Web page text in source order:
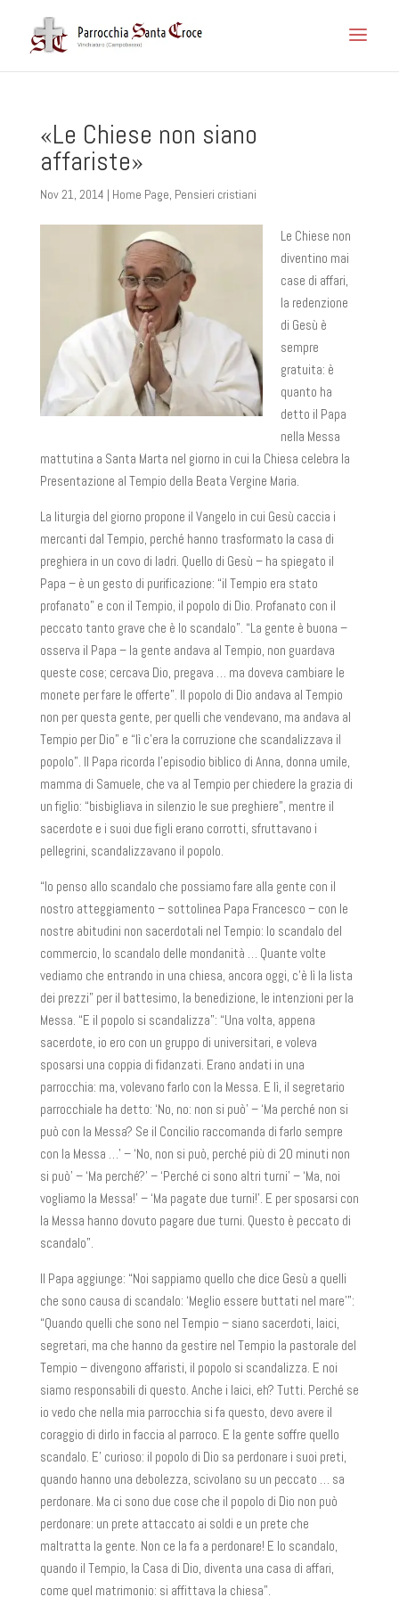
«Le Chiese non siano
affariste»
Nov 21, 2014 | Home Page, Pensieri cristiani
Le Chiese non
diventino mai
case di affari,
la redenzione
di Gesù è
sempre
gratuita: è
quanto ha
detto il Papa
nella Messa
mattutina a Santa Marta nel giorno in cui la Chiesa celebra la
Presentazione al Tempio della Beata Vergine Maria.
La liturgia del giorno propone il Vangelo in cui Gesù caccia i
mercanti dal Tempio, perché hanno trasformato la casa di
preghiera in un covo di ladri. Quello di Gesù – ha spiegato il
Papa – è un gesto di purificazione: “il Tempio era stato
profanato” e con il Tempio, il popolo di Dio. Profanato con il
peccato tanto grave che è lo scandalo”. “La gente è buona –
osserva il Papa – la gente andava al Tempio, non guardava
queste cose; cercava Dio, pregava … ma doveva cambiare le
monete per fare le offerte”. Il popolo di Dio andava al Tempio
non per questa gente, per quelli che vendevano, ma andava al
Tempio per Dio” e “lì c’era la corruzione che scandalizzava il
popolo”. Il Papa ricorda l’episodio biblico di Anna, donna umile,
mamma di Samuele, che va al Tempio per chiedere la grazia di
un figlio: “bisbigliava in silenzio le sue preghiere”, mentre il
sacerdote e i suoi due figli erano corrotti, sfruttavano i
pellegrini, scandalizzavano il popolo.
“Io penso allo scandalo che possiamo fare alla gente con il
nostro atteggiamento – sottolinea Papa Francesco – con le
nostre abitudini non sacerdotali nel Tempio: lo scandalo del
commercio, lo scandalo delle mondanità … Quante volte
vediamo che entrando in una chiesa, ancora oggi, c’è lì la lista
dei prezzi” per il battesimo, la benedizione, le intenzioni per la
Messa. “E il popolo si scandalizza”: “Una volta, appena
sacerdote, io ero con un gruppo di universitari, e voleva
sposarsi una coppia di fidanzati. Erano andati in una
parrocchia: ma, volevano farlo con la Messa. E lì, il segretario
parrocchiale ha detto: ‘No, no: non si può’ – ‘Ma perché non si
può con la Messa? Se il Concilio raccomanda di farlo sempre
con la Messa …’ – ‘No, non si può, perché più di 20 minuti non
si può’ – ‘Ma perché?’ – ‘Perché ci sono altri turni’ – ‘Ma, noi
vogliamo la Messa!’ – ‘Ma pagate due turni!’. E per sposarsi con
la Messa hanno dovuto pagare due turni. Questo è peccato di
scandalo”.
Il Papa aggiunge: “Noi sappiamo quello che dice Gesù a quelli
che sono causa di scandalo: ‘Meglio essere buttati nel mare’”:
“Quando quelli che sono nel Tempio – siano sacerdoti, laici,
segretari, ma che hanno da gestire nel Tempio la pastorale del
Tempio – divengono affaristi, il popolo si scandalizza. E noi
siamo responsabili di questo. Anche i laici, eh? Tutti. Perché se
io vedo che nella mia parrocchia si fa questo, devo avere il
coraggio di dirlo in faccia al parroco. E la gente soffre quello
scandalo. E’ curioso: il popolo di Dio sa perdonare i suoi preti,
quando hanno una debolezza, scivolano su un peccato … sa
perdonare. Ma ci sono due cose che il popolo di Dio non può
perdonare: un prete attaccato ai soldi e un prete che
maltratta la gente. Non ce la fa a perdonare! E lo scandalo,
quando il Tempio, la Casa di Dio, diventa una casa di affari,
come quel matrimonio: si affittava la chiesa”.